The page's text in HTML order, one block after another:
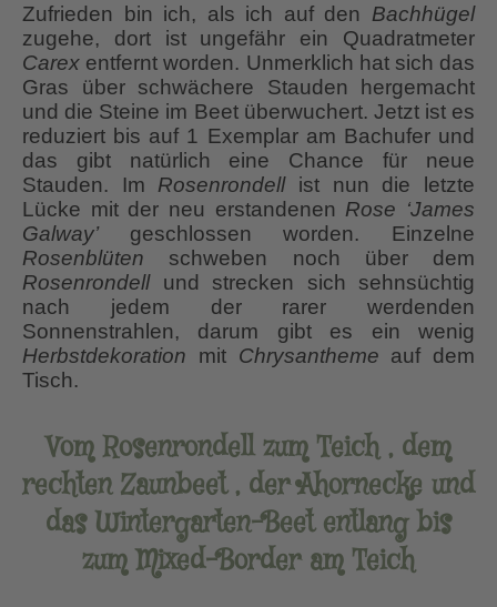
Zufrieden bin ich, als ich auf den Bachhügel
zugehe, dort ist ungefähr ein Quadratmeter
Carex entfernt worden. Unmerklich hat sich das
Gras über schwächere Stauden hergemacht
und die Steine im Beet überwuchert. Jetzt ist es
reduziert bis auf 1 Exemplar am Bachufer und
das gibt natürlich eine Chance für neue
Stauden. Im Rosenrondellist nun die letzte
Lücke mit der neu erstandenen Rose ‘James
Galway’ geschlossen worden. Einzelne
Rosenblüten schweben noch über dem
Rosenrondellund strecken sich sehnsüchtig
nach jedem der rarer werdenden
Sonnenstrahlen, darum gibt es ein wenig
Herbstdekoration mit Chrysantheme auf dem
Tisch.
Vom Rosenrondell zum Teich , dem
rechten Zaunbeet , der Ahornecke und
das Wintergarten-Beet entlang bis
zum Mixed-Border am Teich